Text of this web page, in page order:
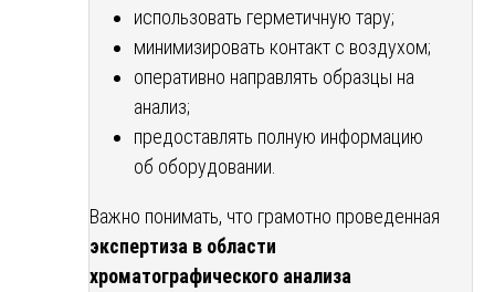
использовать герметичную тару;
минимизировать контакт с воздухом;
оперативно направлять образцы на
анализ;
предоставлять полную информацию
об оборудовании.
Важно понимать, что грамотно проведенная
экспертиза в области
хроматографического анализа